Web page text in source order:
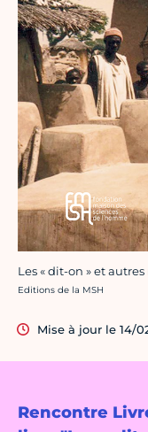
Rencontre
Les « dit-on » et
Crédit photo :
Editions de la MSH
Mise à jour le 14/